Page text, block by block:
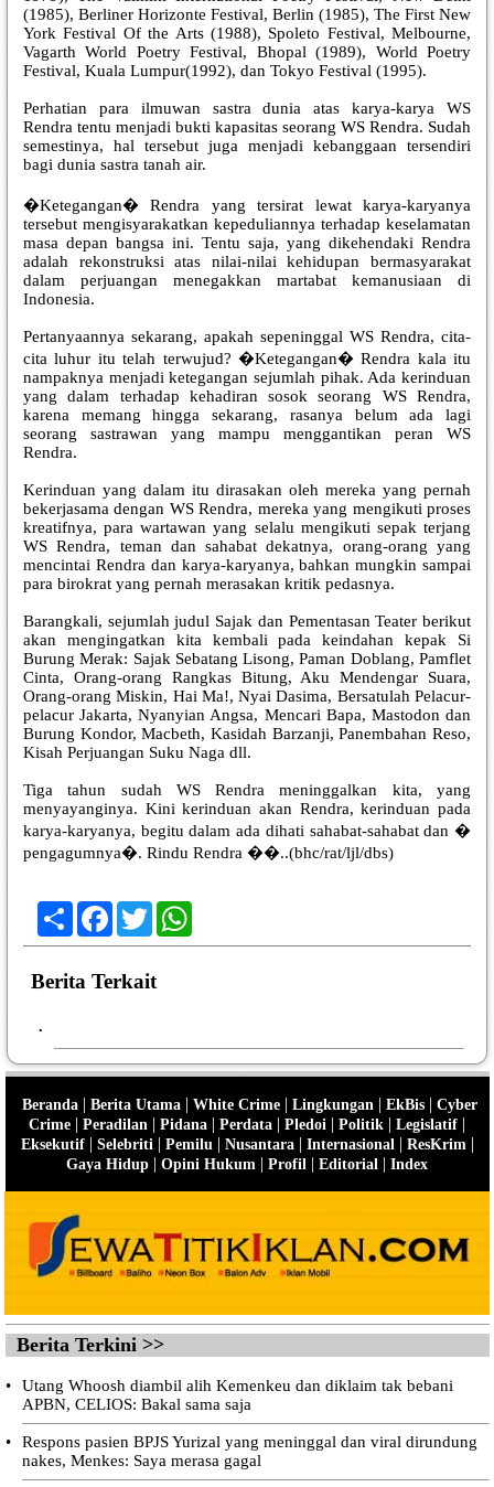
(1985), Berliner Horizonte Festival, Berlin (1985), The First New
York Festival Of the Arts (1988), Spoleto Festival, Melbourne,
Vagarth World Poetry Festival, Bhopal (1989), World Poetry
Festival, Kuala Lumpur(1992), dan Tokyo Festival (1995).
Perhatian para ilmuwan sastra dunia atas karya-karya WS
Rendra tentu menjadi bukti kapasitas seorang WS Rendra. Sudah
semestinya, hal tersebut juga menjadi kebanggaan tersendiri
bagi dunia sastra tanah air.
�Ketegangan� Rendra yang tersirat lewat karya-karyanya
tersebut mengisyarakatkan kepeduliannya terhadap keselamatan
masa depan bangsa ini. Tentu saja, yang dikehendaki Rendra
adalah rekonstruksi atas nilai-nilai kehidupan bermasyarakat
dalam perjuangan menegakkan martabat kemanusiaan di
Indonesia.
Pertanyaannya sekarang, apakah sepeninggal WS Rendra, cita-
cita luhur itu telah terwujud? �Ketegangan� Rendra kala itu
nampaknya menjadi ketegangan sejumlah pihak. Ada kerinduan
yang dalam terhadap kehadiran sosok seorang WS Rendra,
karena memang hingga sekarang, rasanya belum ada lagi
seorang sastrawan yang mampu menggantikan peran WS
Rendra.
Kerinduan yang dalam itu dirasakan oleh mereka yang pernah
bekerjasama dengan WS Rendra, mereka yang mengikuti proses
kreatifnya, para wartawan yang selalu mengikuti sepak terjang
WS Rendra, teman dan sahabat dekatnya, orang-orang yang
mencintai Rendra dan karya-karyanya, bahkan mungkin sampai
para birokrat yang pernah merasakan kritik pedasnya.
Barangkali, sejumlah judul Sajak dan Pementasan Teater berikut
akan mengingatkan kita kembali pada keindahan kepak Si
Burung Merak: Sajak Sebatang Lisong, Paman Doblang, Pamflet
Cinta, Orang-orang Rangkas Bitung, Aku Mendengar Suara,
Orang-orang Miskin, Hai Ma!, Nyai Dasima, Bersatulah Pelacur-
pelacur Jakarta, Nyanyian Angsa, Mencari Bapa, Mastodon dan
Burung Kondor, Macbeth, Kasidah Barzanji, Panembahan Reso,
Kisah Perjuangan Suku Naga dll.
Tiga tahun sudah WS Rendra meninggalkan kita, yang
menyayanginya. Kini kerinduan akan Rendra, kerinduan pada
karya-karyanya, begitu dalam ada dihati sahabat-sahabat dan �
pengagumnya�. Rindu Rendra ��..(bhc/rat/ljl/dbs)
ShareFacebook
TwitterWhatsApp
Berita Terkait
•
Beranda| Berita Utama| White Crime| Lingkungan | EkBis| Cyber
Crime | Peradilan | Pidana | Perdata | Pledoi | Politik | Legislatif |
Eksekutif| Selebriti | Pemilu | Nusantara| Internasional | ResKrim |
Gaya Hidup | Opini Hukum | Profil | Editorial | Index
Berita Terkini >>
•
Utang Whoosh diambil alih Kemenkeu dan diklaim tak bebani
APBN, CELIOS: Bakal sama saja
•
Respons pasien BPJS Yurizal yang meninggal dan viral dirundung
nakes, Menkes: Saya merasa gagal